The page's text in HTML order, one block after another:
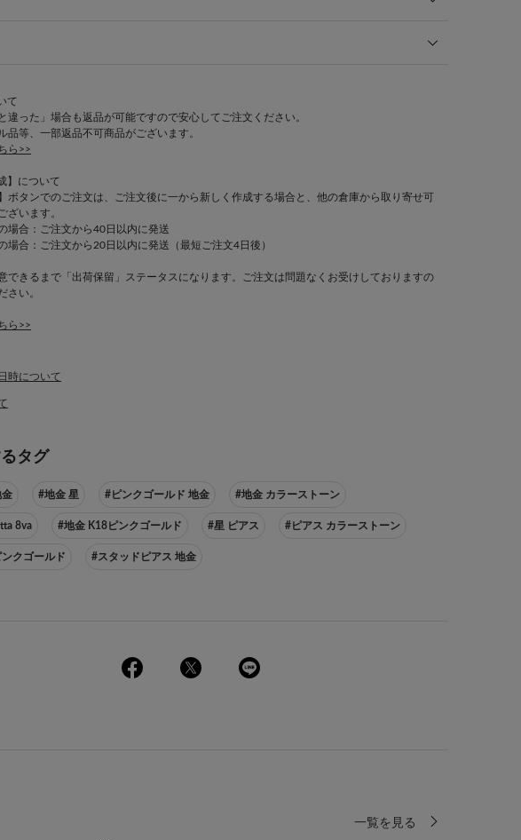
て
違った」場合も返品が可能ですので安心してご注文ください。
品等、一部返品不可商品がございます。
ら>>
】について
ボタンでのご注文は、ご注文後に一から新しく作成する場合と、他の倉庫から取り寄せ可
ざいます。
場合：ご注文から40日以内に発送
場合：ご注文から20日以内に発送（最短ご注文4日後）
できるまで「出荷保留」ステータスになります。ご注文は問題なくお受けしておりますの
さい。
ら>>
時について
タグ
金 #地金 星 #ピンクゴールド 地金 #地金 カラーストーン
8va #地金 K18ピンクゴールド #星 ピアス #ピアス カラーストーン
クゴールド #スタッドピアス 地金
一覧を見る